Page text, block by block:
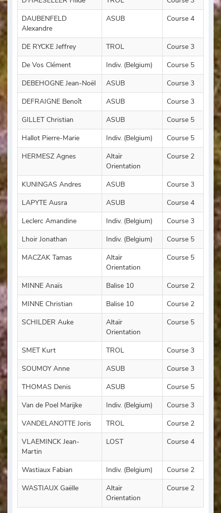
DAUBENFELD
Alexandre
ASUB Course 4
DE RYCKE Jeffrey TROL
Course 3
De Vos Clément
Indiv. (Belgium)
Course 5
DEBEHOGNE Jean-Noël
ASUB
Course 3
DEFRAIGNE Benoît
ASUB
Course 3
GILLET Christian
ASUB
Course 5
Hallot Pierre-Marie
Indiv. (Belgium)
Course 5
HERMESZ Agnes
Altaïr
Orientation
Course 2
KUNINGAS Andres ASUB
Course 3
LAPYTE Ausra
ASUB
Course 4
Leclerc Amandine
Indiv. (Belgium)
Course 3
Lhoir Jonathan
Indiv. (Belgium)
Course 5
MACZAK Tamas
Altaïr
Orientation
Course 5
MINNE Anaïs Balise 10
Course 2
MINNE Christian
Balise 10
Course 2
SCHILDER Auke
Altaïr
Orientation
Course 5
SMET Kurt TROL
Course 3
SOUMOY Anne
ASUB
Course 3
THOMAS Denis
ASUB
Course 5
Van de Poel Marijke
Indiv. (Belgium)
Course 3
VANDELANOTTE Joris
TROL
Course 2
VLAEMINCK Jean-
Martin
LOST Course 4
Wastiaux Fabian Indiv. (Belgium)
Course 2
WASTIAUX Gaëlle
Altaïr
Orientation
Course 2